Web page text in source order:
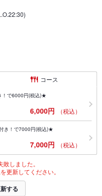
コース
！で6000円(税込)★
6,000円 （税込）
き！で7000円(税込)★
7,000円 （税込）
しました。
更新してください。
する